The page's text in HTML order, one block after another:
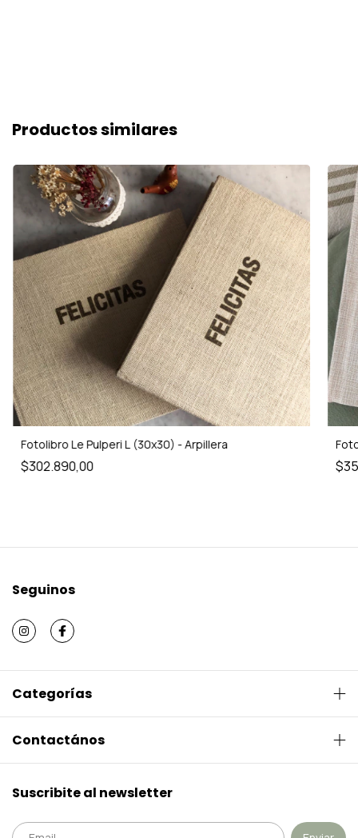
Productos similares
Fotolibro Le Pulperi L (30x30) - Arpillera
$302.890,00
Seguinos
Categorías
Contactános
Suscribite al newsletter